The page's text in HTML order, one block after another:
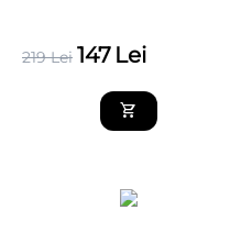
219 Lei 147 Lei